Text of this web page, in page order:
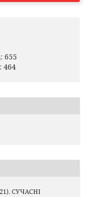
655
464
СУЧАСНІ